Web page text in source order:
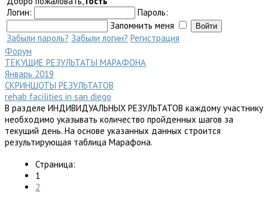
Блог
Форум
Полезные ресурсы
Архив марафонов
Логин:
Пароль:
Запомнить меня
Забыли пароль? Забыли логин? Регистрация
Форум
ТЕКУЩИЕ РЕЗУЛЬТАТЫ МАРАФОНА
Январь 2019
СКРИНШОТЫ РЕЗУЛЬТАТОВ
rehab facilities in san diego
В разделе ИНДИВИДУАЛЬНЫХ РЕЗУЛЬТАТОВ каждому участнику
необходимо указывать количество пройденных шагов за
текущий день. На основе указанных данных строится
результирующая таблица Марафона.
Страница:
1
2